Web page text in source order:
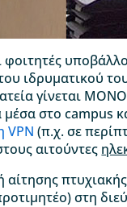
φοιτητές
ιδρυματικού
γίνεται
μέσα στο campus
VPN (π.χ. σε
αιτούντες
στη